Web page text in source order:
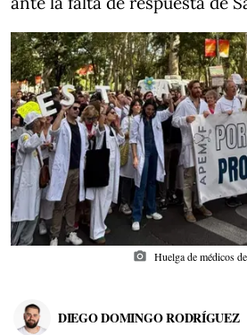
photo_camera Huelga de médicos
DIEGO DOMINGO RODRÍGUEZ